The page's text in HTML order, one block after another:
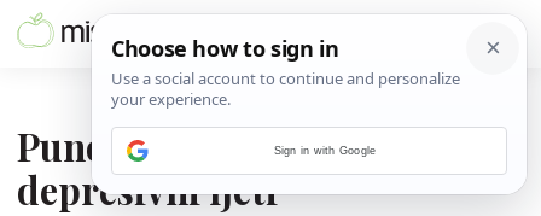
Puno je razloga zašto su neki
depresivni ljeti
Sign in with Google